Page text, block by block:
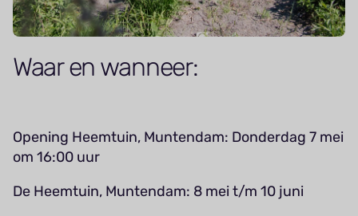
Waar en wanneer:
Opening Heemtuin, Muntendam: Donderdag 7 mei
om 16:00 uur
De Heemtuin, Muntendam: 8 mei t/m 10 juni